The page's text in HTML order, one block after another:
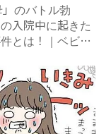
」のバトル勃
入院中に起きた
とは！｜ベビー